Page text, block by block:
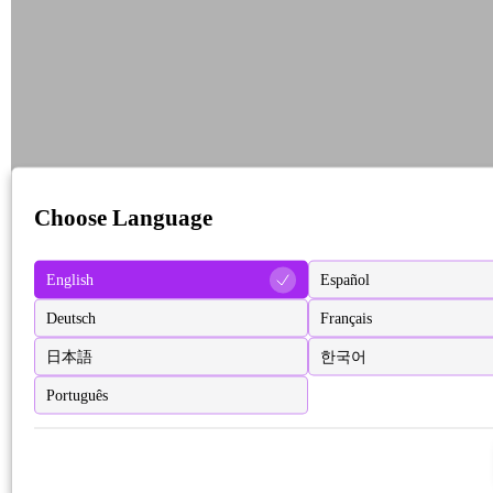
Choose Language
English Español
Deutsch Français
日本語 한국어
Português